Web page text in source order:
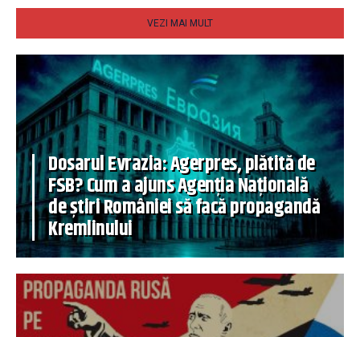
VEZI MAI MULT
Dosarul Evrazia: Agerpres, plătită de
FSB? Cum a ajuns Agenția Națională
de știri României să facă propagandă
Kremlinului